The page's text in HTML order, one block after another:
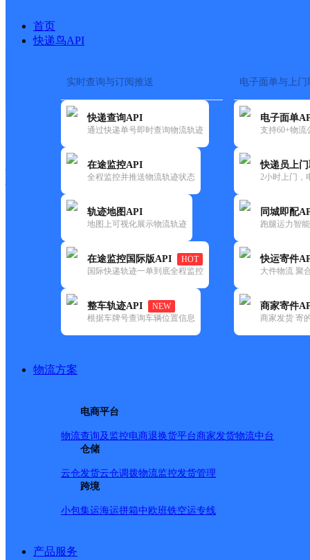
首页
快递鸟API
实时查询与订阅推送
快递查询API
通过快递单号即时查询物流轨迹
在途监控API
全程监控并推送物流轨迹状态
轨迹地图API
地图上可视化展示物流轨迹
在途监控国际版API
HOT
国际快递轨迹一单到底全程监控
整车轨迹API
NEW
根据车牌号查询车辆位置信息
电子面单与上门
电子面单
支持60+物流
快递员上
2小时上门，
同城即配
跑腿运力智
快运寄件
大件物流 聚
商家寄件
商家发货 寄
物流方案
电商平台
物流查询及监控电商退换货平台商家发货物流中台
仓储
云仓发货云仓调拨物流监控发货管理
跨境
小包集运海运拼箱中欧班铁空运专线
产品服务
快运大全 快递时效
邮政
中国邮政集团有限公司山东省
更新时间：2021-12-03 00:00:00
所属快递：邮政国内
所属区域：山东省-泰安市-宁阳县
网点地址：山东省泰安市宁阳县石集东西大街路北
网点负责人：